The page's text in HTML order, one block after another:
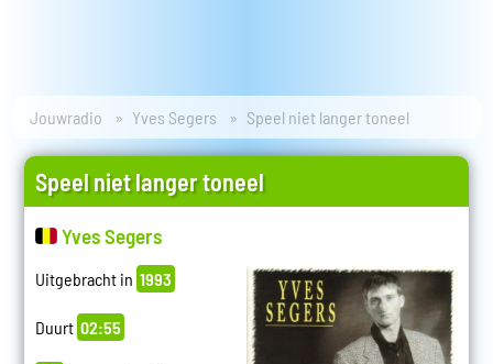
Jouwradio Yves Segers Speel niet langer toneel
Speel niet langer toneel
Yves Segers
Uitgebracht in 1993
Duurt 02:55